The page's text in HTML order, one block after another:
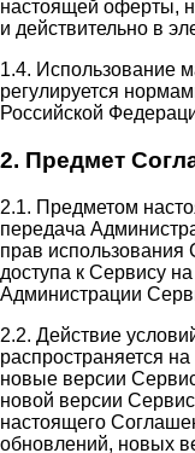
настоящей оферты,
и действительно в
1.4. Использование
регулируется
Российской
2. Предмет
2.1. Предметом
передача
прав использования
доступа к Сервису
Администрации
2.2. Действие
распространяется
новые версии
новой версии
настоящего
обновлений, новых